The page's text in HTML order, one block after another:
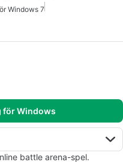
Windows 7
för Windows
battle arena-spel.